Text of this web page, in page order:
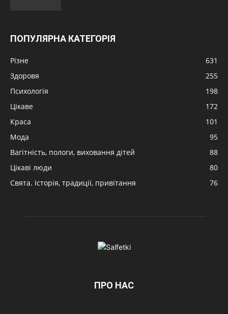
ПОПУЛЯРНА КАТЕГОРІЯ
Різне
631
Здоровя
255
Психологія
198
Цікаве
172
Краса
101
Мода
95
Вагітність, пологи, виховання дітей
88
Цікаві люди
80
Свята. Історія, традиції, привітання
76
ПРО НАС